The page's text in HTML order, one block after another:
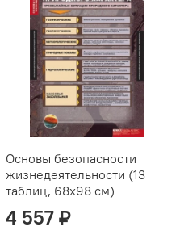
Основы безопасности
жизнедеятельности (13
таблиц, 68х98 см)
4 557 ₽